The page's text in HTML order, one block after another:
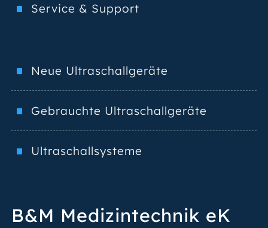
Service & Support
Neue Ultraschallgeräte
Gebrauchte Ultraschallgeräte
Ultraschallsysteme
B&M Medizintechnik eK